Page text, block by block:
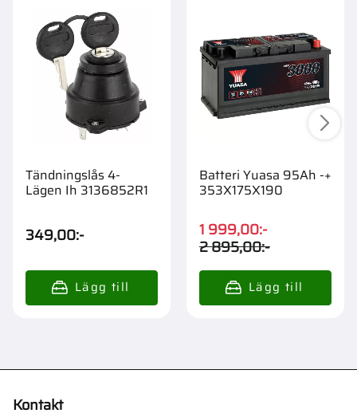
Tändningslås 4-
Lägen Ih 3136852R1
349,00:-
Batteri Yuasa 95Ah -+
353X175X190
1 999,00:-
2 895,00:-
Kontakt